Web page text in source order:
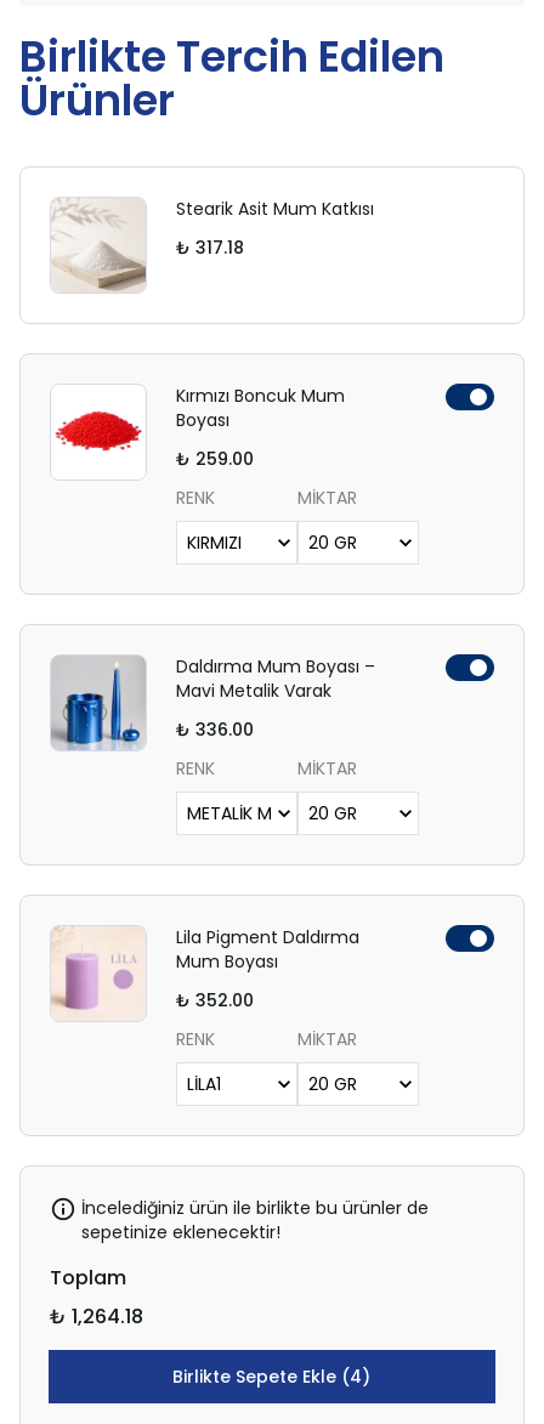
Birlikte Tercih Edilen
Ürünler
Stearik Asit Mum Katkısı
₺ 317.18
Kırmızı Boncuk Mum
Boyası
₺ 259.00
RENK
MİKTAR
Daldırma Mum Boyası –
Mavi Metalik Varak
₺ 336.00
RENK
MİKTAR
Lila Pigment Daldırma
Mum Boyası
₺ 352.00
RENK
MİKTAR
İncelediğiniz ürün ile birlikte bu ürünler de
sepetinize eklenecektir!
Toplam
₺ 1,264.18
Birlikte Sepete Ekle (4)